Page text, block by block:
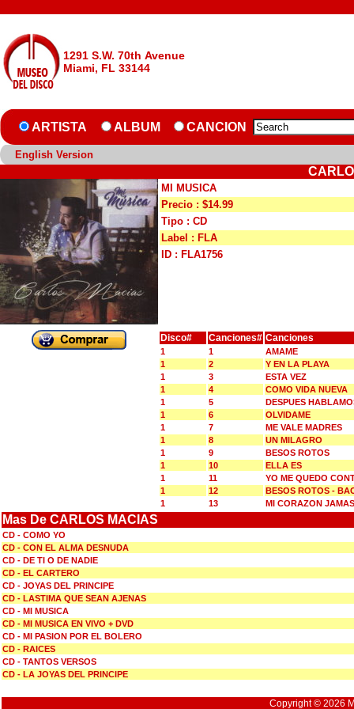
1291 S.W. 70th Avenue
Miami, FL 33144
ARTISTA ALBUM CANCION
English Version
MI MUSICA
Precio : $14.99
Tipo : CD
Label : FLA
ID : FLA1756
Disco# Canciones# Canciones
1 1
AMAME
1
2
Y EN LA PLAYA
1
3
ESTA VEZ
1
4
COMO VIDA NUEVA
1
5
DESPUES
1
6
OLVIDAME
1
7
ME VALE MADRES
1
8
UN MILAGRO
1
9
BESOS ROTOS
1
10
ELLA ES
1
11
YO ME QUEDO
1
12
BESOS ROTOS -
1
13 MI CORAZON JAMAS
Mas De CARLOS MACIAS
CD - COMO YO
CD - CON EL ALMA DESNUDA
CD - DE TI O DE NADIE
CD - EL CARTERO
CD - JOYAS DEL PRINCIPE
CD - LASTIMA QUE SEAN AJENAS
CD - MI MUSICA
CD - MI MUSICA EN VIVO + DVD
CD - MI PASION POR EL BOLERO
CD - RAICES
CD - TANTOS VERSOS
CD - LA JOYAS DEL PRINCIPE
Copyright © 2026